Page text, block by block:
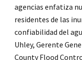
agencias enfatiza
residentes de las
confiabilidad del
Uhley, Gerente
County Flood